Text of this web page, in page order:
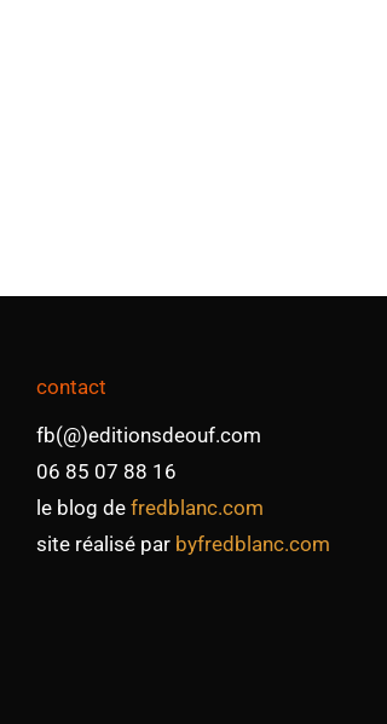
contact
fb(@)editionsdeouf.com
06 85 07 88 16
le blog de fredblanc.com
site réalisé par byfredblanc.com